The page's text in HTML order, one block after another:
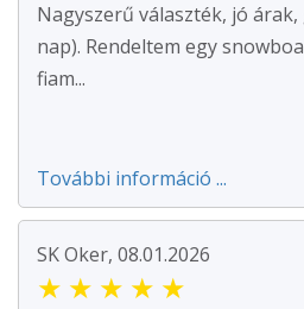
Nagyszerű választék, jó
nap). Rendeltem egy
fiam...
További információ ...
SK Oker, 08.01.2026
★ ★ ★ ★ ★